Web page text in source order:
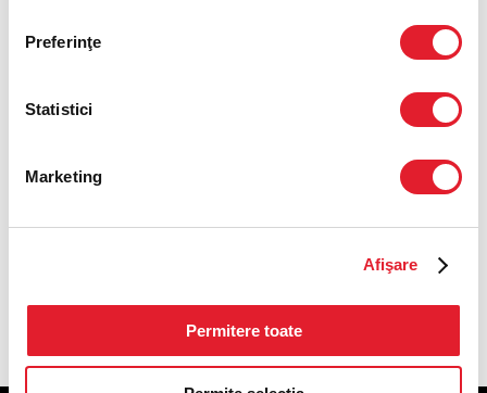
Preferinţe
Statistici
Marketing
Afişare
Permitere toate
Optiunea 4
Coca-Cola 0,4L
Sprite 0,4L